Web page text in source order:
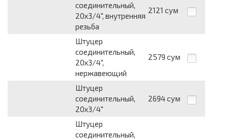
соединительный,
20х3/4", внутренняя
резьба
2121 сум
Штуцер
соединительный,
20х3/4",
нержавеющий
2579 сум
Штуцер
соединительный,
20х3/4"
2694 сум
Штуцер
соединительный,